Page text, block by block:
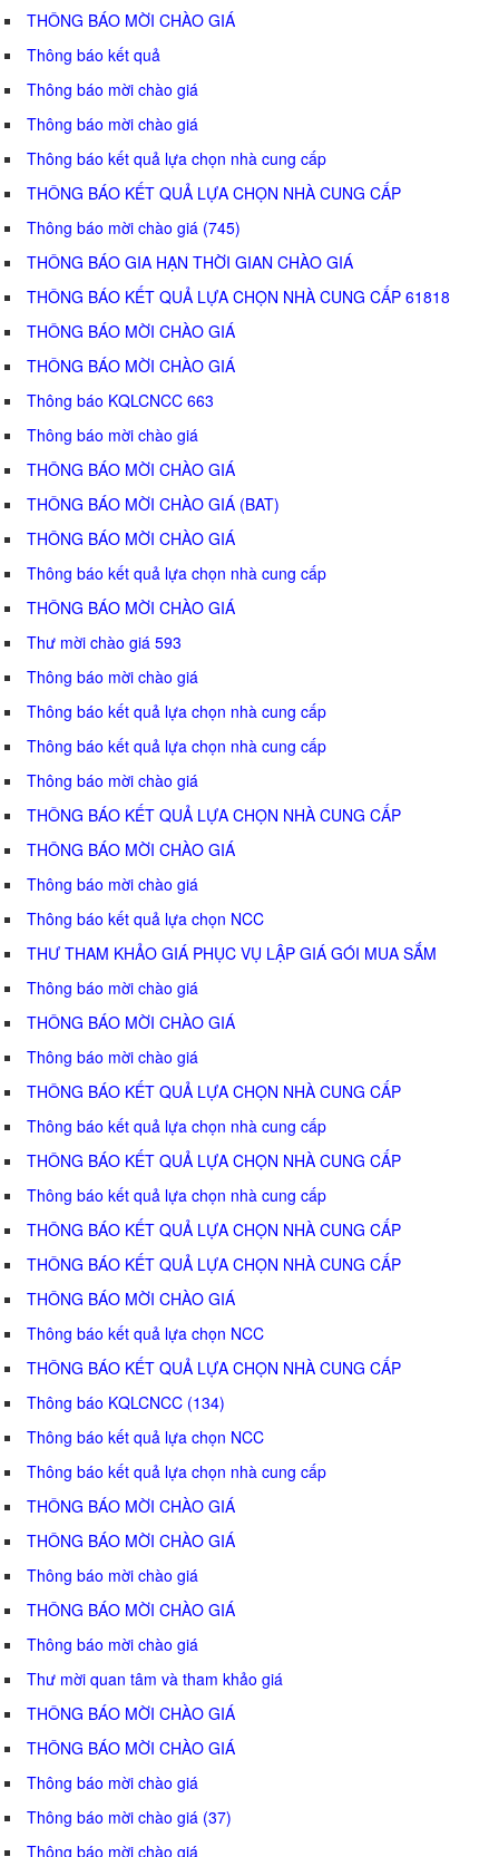
THÔNG BÁO MỜI CHÀO GIÁ
Thông báo kết quả
Thông báo mời chào giá
Thông báo mời chào giá
Thông báo kết quả lựa chọn nhà cung cấp
THÔNG BÁO KẾT QUẢ LỰA CHỌN NHÀ CUNG CẤP
Thông báo mời chào giá (745)
THÔNG BÁO GIA HẠN THỜI GIAN CHÀO GIÁ
THÔNG BÁO KẾT QUẢ LỰA CHỌN NHÀ CUNG CẤP 61818
THÔNG BÁO MỜI CHÀO GIÁ
THÔNG BÁO MỜI CHÀO GIÁ
Thông báo KQLCNCC 663
Thông báo mời chào giá
THÔNG BÁO MỜI CHÀO GIÁ
THÔNG BÁO MỜI CHÀO GIÁ (BAT)
THÔNG BÁO MỜI CHÀO GIÁ
Thông báo kết quả lựa chọn nhà cung cấp
THÔNG BÁO MỜI CHÀO GIÁ
Thư mời chào giá 593
Thông báo mời chào giá
Thông báo kết quả lựa chọn nhà cung cấp
Thông báo kết quả lựa chọn nhà cung cấp
Thông báo mời chào giá
THÔNG BÁO KẾT QUẢ LỰA CHỌN NHÀ CUNG CẤP
THÔNG BÁO MỜI CHÀO GIÁ
Thông báo mời chào giá
Thông báo kết quả lựa chọn NCC
THƯ THAM KHẢO GIÁ PHỤC VỤ LẬP GIÁ GÓI MUA SẮM
Thông báo mời chào giá
THÔNG BÁO MỜI CHÀO GIÁ
Thông báo mời chào giá
THÔNG BÁO KẾT QUẢ LỰA CHỌN NHÀ CUNG CẤP
Thông báo kết quả lựa chọn nhà cung cấp
THÔNG BÁO KẾT QUẢ LỰA CHỌN NHÀ CUNG CẤP
Thông báo kết quả lựa chọn nhà cung cấp
THÔNG BÁO KẾT QUẢ LỰA CHỌN NHÀ CUNG CẤP
THÔNG BÁO KẾT QUẢ LỰA CHỌN NHÀ CUNG CẤP
THÔNG BÁO MỜI CHÀO GIÁ
Thông báo kết quả lựa chọn NCC
THÔNG BÁO KẾT QUẢ LỰA CHỌN NHÀ CUNG CẤP
Thông báo KQLCNCC (134)
Thông báo kết quả lựa chọn NCC
Thông báo kết quả lựa chọn nhà cung cấp
THÔNG BÁO MỜI CHÀO GIÁ
THÔNG BÁO MỜI CHÀO GIÁ
Thông báo mời chào giá
THÔNG BÁO MỜI CHÀO GIÁ
Thông báo mời chào giá
Thư mời quan tâm và tham khảo giá
THÔNG BÁO MỜI CHÀO GIÁ
THÔNG BÁO MỜI CHÀO GIÁ
Thông báo mời chào giá
Thông báo mời chào giá (37)
Thông báo mời chào giá